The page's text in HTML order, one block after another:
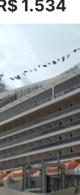
1.534